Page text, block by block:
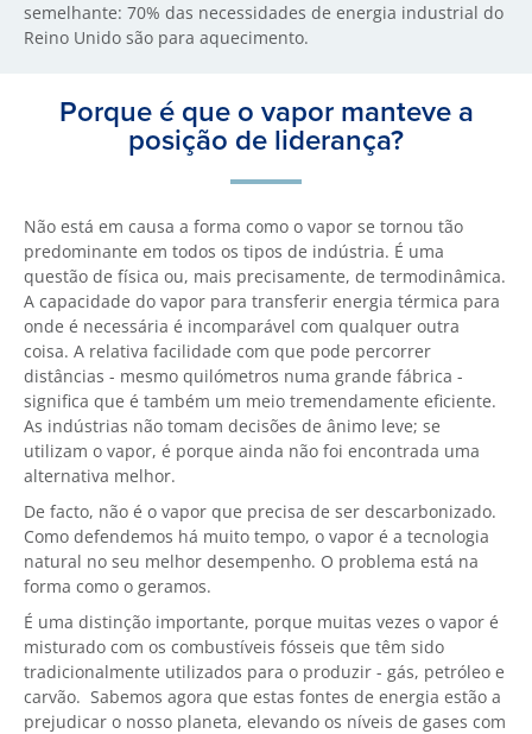
semelhante: 70% das necessidades de energia industrial do
Reino Unido são para aquecimento.
Porque é que o vapor manteve a
posição de liderança?
Não está em causa a forma como o vapor se tornou tão
predominante em todos os tipos de indústria. É uma
questão de física ou, mais precisamente, de termodinâmica.
A capacidade do vapor para transferir energia térmica para
onde é necessária é incomparável com qualquer outra
coisa. A relativa facilidade com que pode percorrer
distâncias - mesmo quilómetros numa grande fábrica -
significa que é também um meio tremendamente eficiente.
As indústrias não tomam decisões de ânimo leve; se
utilizam o vapor, é porque ainda não foi encontrada uma
alternativa melhor.
De facto, não é o vapor que precisa de ser descarbonizado.
Como defendemos há muito tempo, o vapor é a tecnologia
natural no seu melhor desempenho. O problema está na
forma como o geramos.
É uma distinção importante, porque muitas vezes o vapor é
misturado com os combustíveis fósseis que têm sido
tradicionalmente utilizados para o produzir - gás, petróleo e
carvão. Sabemos agora que estas fontes de energia estão a
prejudicar o nosso planeta, elevando os níveis de gases com